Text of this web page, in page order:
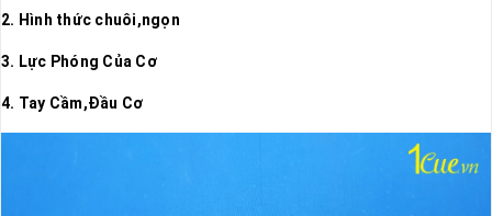
2. Hình thức chuôi,ngọn
3. Lực Phóng Của Cơ
4. Tay Cầm,Đầu Cơ